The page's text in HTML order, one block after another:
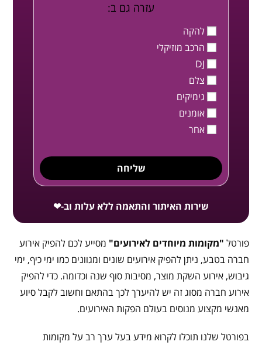
עזרה גם ב:
להקה
הרכב מוזיקלי
DJ
צלם
גימיקים
אומנים
אחר
שליחה
שירות האיתור והתאמה ללא עלות וב-❤
פורטל "מקומות מיוחדים לאירועים" מסייע לכם להפיק אירוע
חברה בטבע, ניתן להפיק אירועים שונים ומגוונים כמו ימי כיף, ימי
גיבוש, אירוע השקת מוצר, מסיבות סוף שנה וכדומה. כדי להפיק
אירוע חברה מסוג זה יש להיערך לכך בהתאם וחשוב לקבל סיוע
מאנשי מקצוע מנוסים בעולם הפקות האירועים.
בפורטל שלנו תוכלו לקרוא מידע בעל ערך רב על מקומות